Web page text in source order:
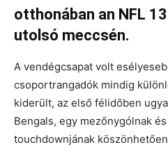
otthonában an NFL
utolsó meccsén.
A vendégcsapat volt
csoportrangadók mindig
kiderült, az első félidőben
Bengals, egy mezőnygólnak
touchdownjának